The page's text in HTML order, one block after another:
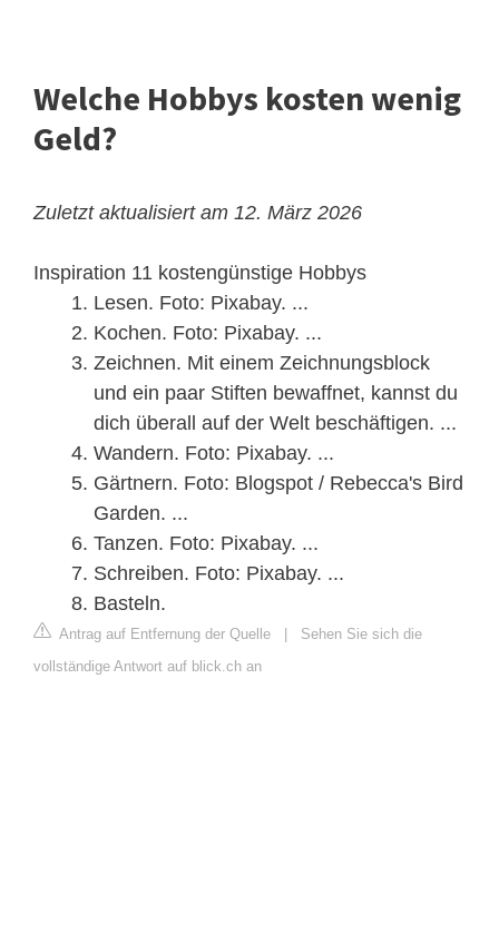
Welche Hobbys kosten wenig
Geld?
Zuletzt aktualisiert am 12. März 2026
Inspiration 11 kostengünstige Hobbys
Lesen. Foto: Pixabay. ...
Kochen. Foto: Pixabay. ...
Zeichnen. Mit einem Zeichnungsblock
und ein paar Stiften bewaffnet, kannst du
dich überall auf der Welt beschäftigen. ...
Wandern. Foto: Pixabay. ...
Gärtnern. Foto: Blogspot / Rebecca's Bird
Garden. ...
Tanzen. Foto: Pixabay. ...
Schreiben. Foto: Pixabay. ...
Basteln.
Antrag auf Entfernung der Quelle
Sehen Sie sich die
vollständige Antwort auf blick.ch an